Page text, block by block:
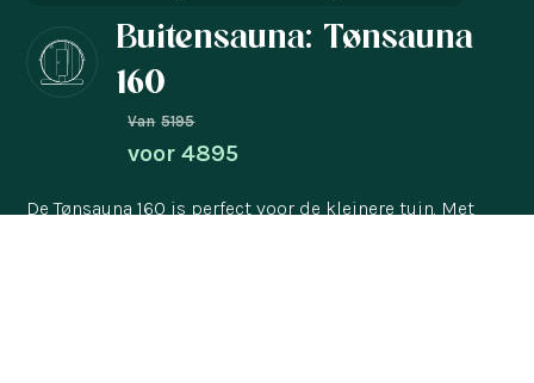
Buitensauna: Tønsauna
160
Van 5195
voor 4895
De Tønsauna 160 is perfect voor de kleinere tuin. Met